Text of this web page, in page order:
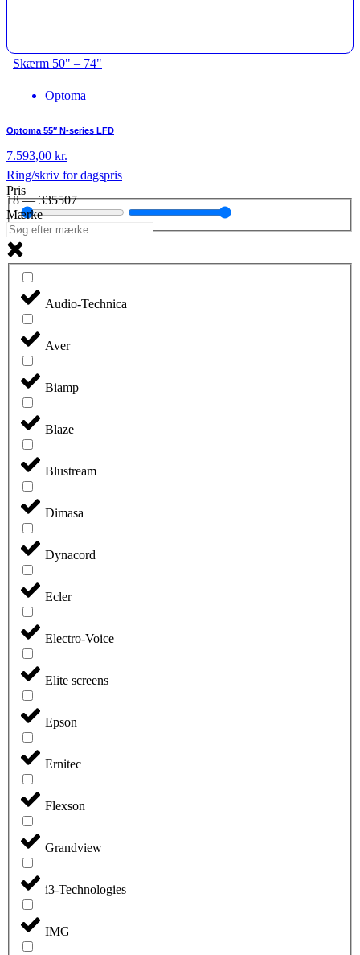
Skærm 50" – 74"
Optoma
Optoma 55″ N-series LFD
7.593,00 kr.
Ring/skriv for dagspris
Pris
18—335507
Mærke
Audio-Technica
Aver
Biamp
Blaze
Blustream
Dimasa
Dynacord
Ecler
Electro-Voice
Elite screens
Epson
Ernitec
Flexson
Grandview
i3-Technologies
IMG